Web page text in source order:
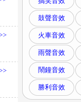
鼓聲音效
火車音效
雨聲音效
鬧鐘音效
勝利音效